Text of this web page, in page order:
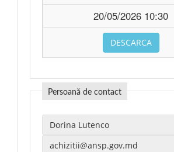
20/05/2026 10:30
DESCARCA
Persoană de contact